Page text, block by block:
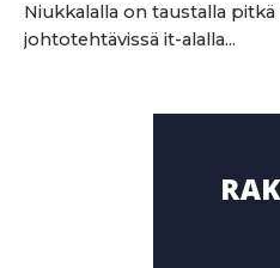
Niukkalalla on taustalla pitkä
johtotehtävissä it-alalla...